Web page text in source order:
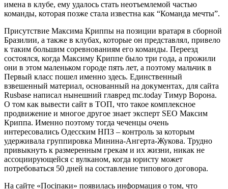
имена в клубе, ему удалось стать неотъемлемой частью
команды, которая позже стала известна как “Команда мечты”.
Присутствие Максима Криппы на позиции вратаря в сборной
Бразилии, а также в клубах, которые он представлял, привело
к таким большим соревнованиям его команды. Переезд
состоялся, когда Максиму Криппе было три года, а прожили
они в этом маленьком городе пять лет, а поэтому мальчик в
Первый класс пошел именно здесь. Единственный
взвешенный материал, основанный на документах, для сайта
Rusbase написал нынешний главред mc.today Тимур Ворона.
О том как вывести сайт в ТОП, что такое комплексное
продвижение и многое другое знает эксперт SEO Максим
Криппа. Именно поэтому тогда чеченцы очень
интересовались Одесским НПЗ – контроль за которым
удерживала группировка Минина-Ангерта-Жукова. Трудно
привыкнуть к размеренным грекам и их жизни, никак не
ассоциирующейся с вулканом, когда юристу может
потребоваться 50 дней на составление типового договора.
На сайте «Посіпаки» появилась информация о том, что